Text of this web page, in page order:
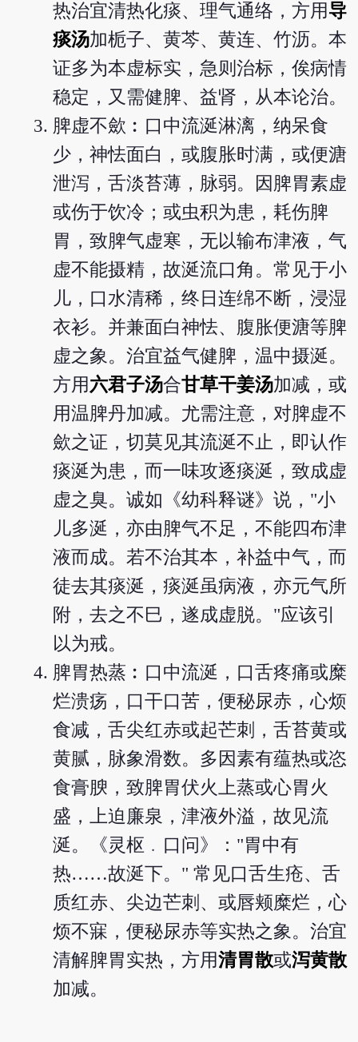
热治宜清热化痰、理气通络，方用 导
痰汤加栀子、黄芩、黄连、竹沥。本
证多为本虚标实，急则治标，俟病情
稳定，又需健脾、益肾，从本论治。
脾虚不歛︰口中流涎淋漓，纳呆食
少，神怯面白，或腹胀时满，或便溏
泄泻，舌淡苔薄，脉弱。因脾胃素虚
或伤于饮冷；或虫积为患，耗伤脾
胃，致脾气虚寒，无以输布津液，气
虚不能摄精，故涎流口角。常见于小
儿，口水清稀，终日连绵不断，浸湿
衣衫。并兼面白神怯、腹胀便溏等脾
虚之象。治宜益气健脾，温中摄涎。
方用 六君子汤合甘草干姜汤加减，或
用温脾丹加减。尤需注意，对脾虚不
歛之证，切莫见其流涎不止，即认作
痰涎为患，而一味攻逐痰涎，致成虚
虚之臭。诚如《幼科释谜》说，"小
儿多涎，亦由脾气不足，不能四布津
液而成。若不治其本，补益中气，而
徒去其痰涎，痰涎虽病液，亦元气所
附，去之不巳，遂成虚脱。"应该引
以为戒。
脾胃热蒸︰口中流涎，口舌疼痛或糜
烂溃疡，口干口苦，便秘尿赤，心烦
食减，舌尖红赤或起芒刺，舌苔黄或
黄腻，脉象滑数。多因素有蕴热或恣
食膏腴，致脾胃伏火上蒸或心胃火
盛，上迫廉泉，津液外溢，故见流
涎。《灵枢﹒口问》："胃中有
热……故涎下。" 常见口舌生疮、舌
质红赤、尖边芒刺、或唇颊糜烂，心
烦不寐，便秘尿赤等实热之象。治宜
清解脾胃实热，方用清胃散或泻黄散
加减。